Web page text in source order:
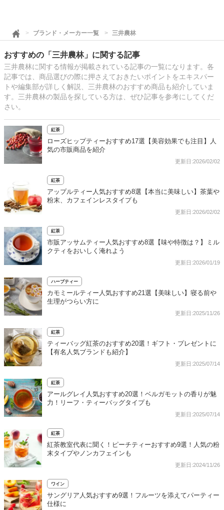
ブランド・メーカー一覧 三井農林
おすすめの「三井農林」に関する記事
三井農林に関する情報が掲載されている記事の一覧になります。各
記事では、商品選びの際に押さえておきたいポイントをエキスパー
トや編集部が詳しく解説、三井農林のおすすめ商品も紹介していま
す。三井農林の製品を探している方は、ぜひ記事を参考にしてくだ
さい。
紅茶
ローズヒップティーおすすめ17選【美容効果でも注目】人
気の市販商品を紹介
更新日:2026/02/02
紅茶
アップルティー人気おすすめ8選【本当に美味しい】茶葉や
粉末、カフェインレスタイプも
更新日:2026/02/02
紅茶
市販アッサムティー人気おすすめ8選【味や特徴は？】ミル
クティをおいしく淹れよう
更新日:2026/01/19
ハーブティー
カモミールティー人気おすすめ21選【美味しい】寝る前や
生理がつらい方に
更新日:2025/11/26
紅茶
ティーバッグ紅茶のおすすめ20選！ギフト・プレゼントに
【有名人気ブランドも紹介】
更新日:2025/07/14
紅茶
アールグレイ人気おすすめ20選！ベルガモットの香りが魅
力！リーフ・ティーバッグタイプも
更新日:2025/07/14
紅茶
紅茶教室代表に聞く！ピーチティーおすすめ9選！人気の粉
末タイプやノンカフェインも
更新日:2024/11/26
ワイン
サングリア人気おすすめ9選！フルーツを添えてパーティー
仕様に